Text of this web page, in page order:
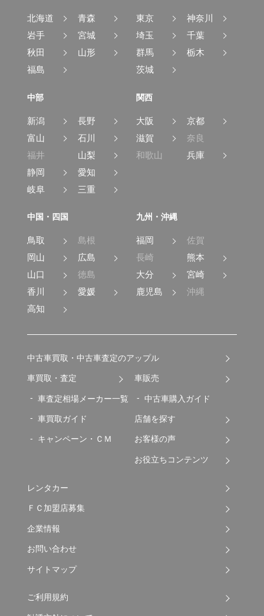
北海道
青森
岩手
宮城
秋田
山形
福島
東京
神奈川
埼玉
千葉
群馬
栃木
茨城
中部
新潟
長野
富山
石川
福井
山梨
静岡
愛知
岐阜
三重
関西
大阪
京都
滋賀
奈良
和歌山
兵庫
中国・四国
鳥取
島根
岡山
広島
山口
徳島
香川
愛媛
高知
九州・沖縄
福岡
佐賀
長崎
熊本
大分
宮崎
鹿児島
沖縄
中古車買取・中古車査定のアップル
車買取・査定
車査定相場メーカー一覧
車買取ガイド
キャンペーン・ＣＭ
車販売
中古車購入ガイド
店舗を探す
お客様の声
お役立ちコンテンツ
レンタカー
ＦＣ加盟店募集
企業情報
お問い合わせ
サイトマップ
ご利用規約